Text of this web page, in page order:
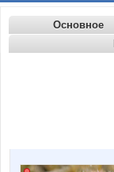
Основное